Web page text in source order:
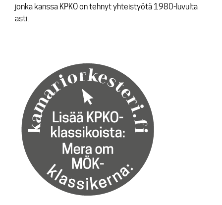
jonka kanssa KPKO on tehnyt yhteistyötä 1980-luvulta
asti.